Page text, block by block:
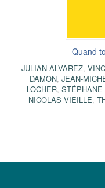
Quand
JULIAN ALVAREZ,
DAMON, JEAN-
LOCHER, STÉPHANE
NICOLAS VIEILLE,